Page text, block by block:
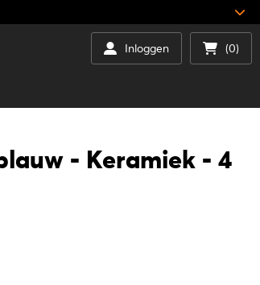
Inloggen (0)
- Keramiek - 4